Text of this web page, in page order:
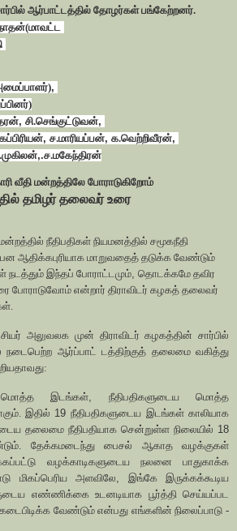
ஆர்பாட்டத்தில் தோழர்கள் பங்கேற்றனர்.
,
, சி.செங்குட்டுவன்,
, ச.மாரியப்பன், க.வெற்றிவீரன்,
,.ச.மகேந்திரன்
வீதி மன்றத்திலே போராடுகிறோம்
தமிழர் தலைவர் உரை
நீதிபதிகள் நியமனத்தில் சமூகநீதி
ஆதிக்கபுரியாக மாறுவதைத் தடுக்க வேண்டும்
நடத்தும் இந்தப் போராட்டமும் தொடக்கமே தவிர
போராடுவோம் என்றார் திராவிடர் கழகத் தலைவர்
அலுவலக முன் திராவிடர் கழகத்தின் சார்பில்
நடைபெற்ற ஆர்ப்பாட் டத்திற்குத் தலைமை வகித்து
மொத்த இடங்கள்
நீதிபதிகளுடைய மொத்த
இதில் 19நீதிபதிகளுடைய இடங்கள் காலியாக
தலைமை நீதிபதியாக சென்றுள்ள நிலையில் 18
தேக்கமடைந்து பைசல் ஆகாத வழக்குகள்
வழக்காடிகளுடைய நலனை பாதுகாக்க
மிகப்பெரிய அளவிலே
இங்கே இருக்கக்கூடிய
எண்ணிக்கை உடனடியாக பூர்த்தி செய்யப்பட
வேண்டும் என்பது எங்களின் நிலைப்பாடு -